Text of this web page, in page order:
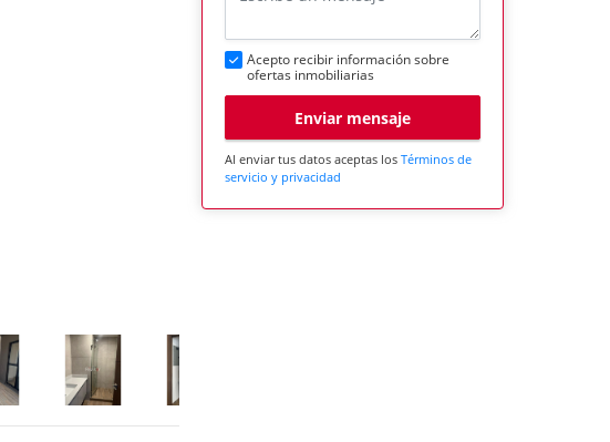
Acepto recibir información sobre
ofertas inmobiliarias
Enviar mensaje
Al enviar tus datos aceptas los Términos de
servicio y privacidad